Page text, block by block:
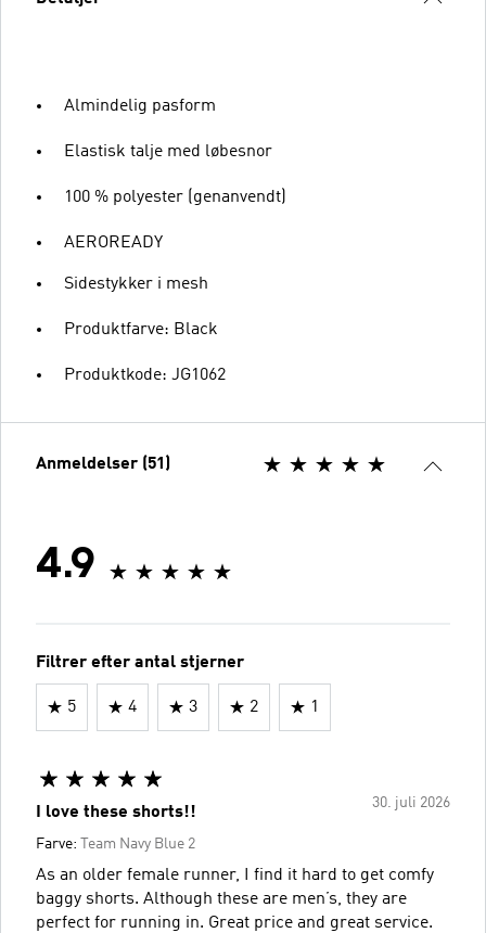
Almindelig pasform
Elastisk talje med løbesnor
100 % polyester (genanvendt)
AEROREADY
Sidestykker i mesh
Produktfarve: Black
Produktkode: JG1062
Anmeldelser (51)
4.9
Filtrer efter antal stjerner
5 4 3 2 1
30. juli 2026
I love these shorts!!
Farve: Team Navy Blue 2
As an older female runner, I find it hard to get comfy
baggy shorts. Although these are men’s, they are
perfect for running in. Great price and great service.